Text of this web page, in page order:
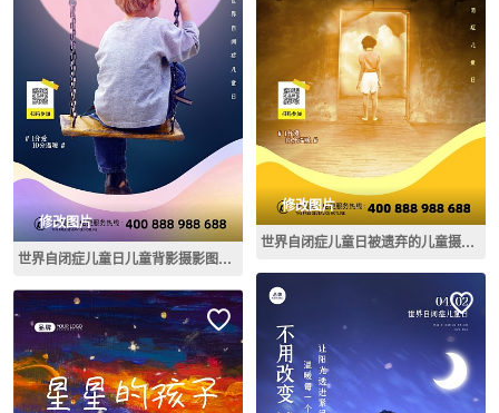
修改图片
世界自闭症儿童日儿童背影摄影图海报
修改图片
世界自闭症儿童日被遗弃的儿童摄影图海报